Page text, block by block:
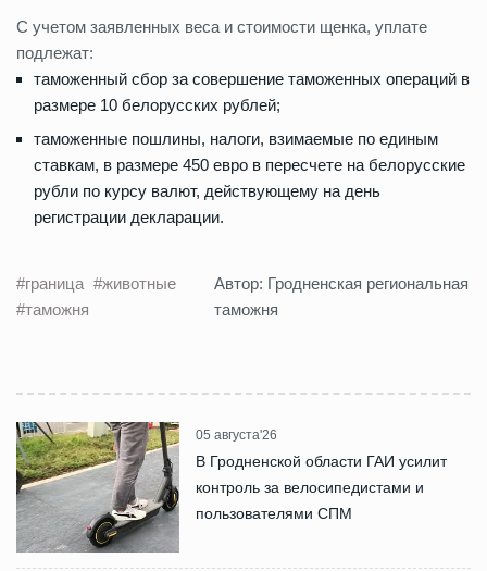
С учетом заявленных веса и стоимости щенка, уплате
подлежат:
таможенный сбор за совершение таможенных операций в
размере 10 белорусских рублей;
таможенные пошлины, налоги, взимаемые по единым
ставкам, в размере 450 евро в пересчете на белорусские
рубли по курсу валют, действующему на день
регистрации декларации.
#граница #животные
#таможня
Автор: Гродненская региональная
таможня
05 августа'26
В Гродненской области ГАИ усилит
контроль за велосипедистами и
пользователями СПМ